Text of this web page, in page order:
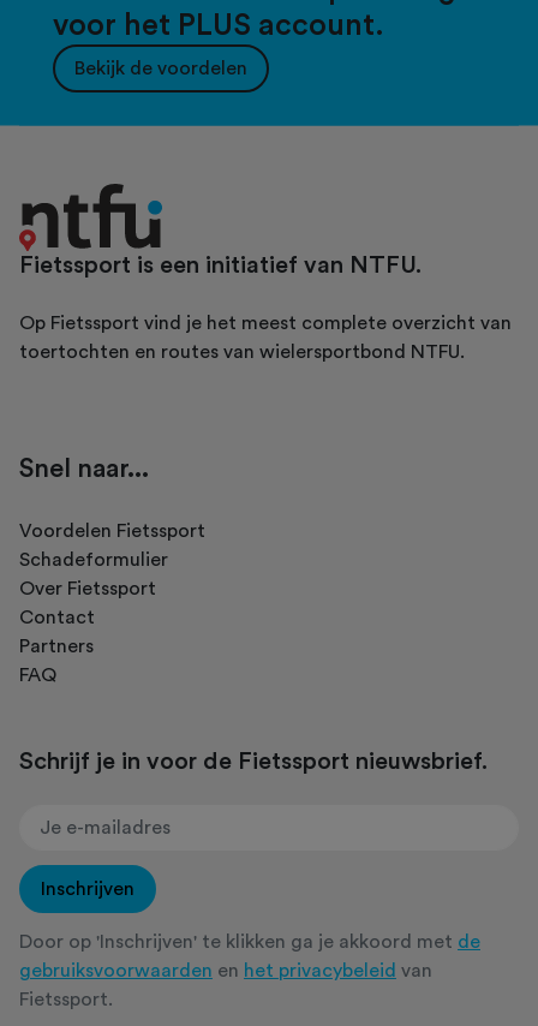
voor het PLUS account.
Bekijk de voordelen
Fietssport is een initiatief van NTFU.
Op Fietssport vind je het meest complete overzicht van
toertochten en routes van wielersportbond NTFU.
Snel naar...
Voordelen Fietssport
Schadeformulier
Over Fietssport
Contact
Partners
FAQ
Schrijf je in voor de Fietssport nieuwsbrief.
Inschrijven
Door op 'Inschrijven' te klikken ga je akkoord met de
gebruiksvoorwaarden en het privacybeleid van
Fietssport.